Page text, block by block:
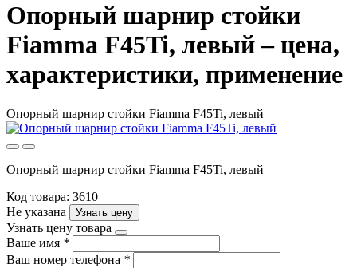
Опорный шарнир стойки
Fiamma F45Ti, левый – цена,
характеристики, применение
Опорный шарнир стойки Fiamma F45Ti, левый
Опорный шарнир стойки Fiamma F45Ti, левый
Код товара: 3610
Не указана
Узнать цену
Узнать цену товара
Ваше имя *
Ваш номер телефона *